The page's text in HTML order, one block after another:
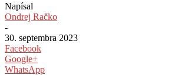
Napísal
Ondrej Račko
-
30. septembra 2023
Facebook
Google+
WhatsApp